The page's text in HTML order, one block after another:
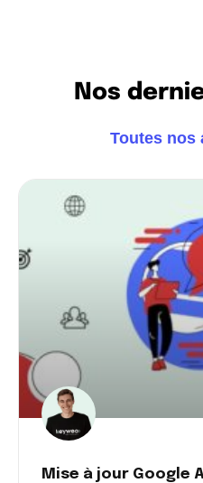
Nos
Toutes nos
Mise à jour Google